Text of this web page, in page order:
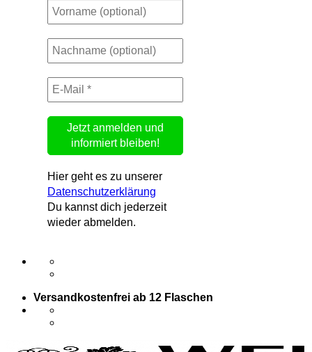
Hier geht es zu unserer
Datenschutzerklärung
Du kannst dich jederzeit
wieder abmelden.
Versandkostenfrei ab 12 Flaschen